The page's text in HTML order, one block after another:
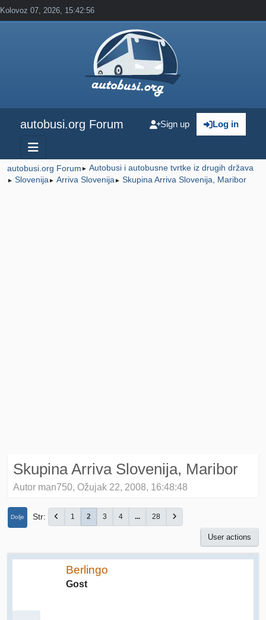
Kolovoz 07, 2026, 15:42:56
autobusi.org Forum Log in
Sign up
autobusi.org Forum ► Autobusi i autobusne tvrtke iz drugih država
► Slovenija ► Arriva Slovenija ► Skupina Arriva Slovenija, Maribor
Skupina Arriva Slovenija, Maribor
Autor man750, Ožujak 22, 2008, 16:48:48
Dolje Str 1 2 3 4 ... 28
User actions
Berlingo
Gost